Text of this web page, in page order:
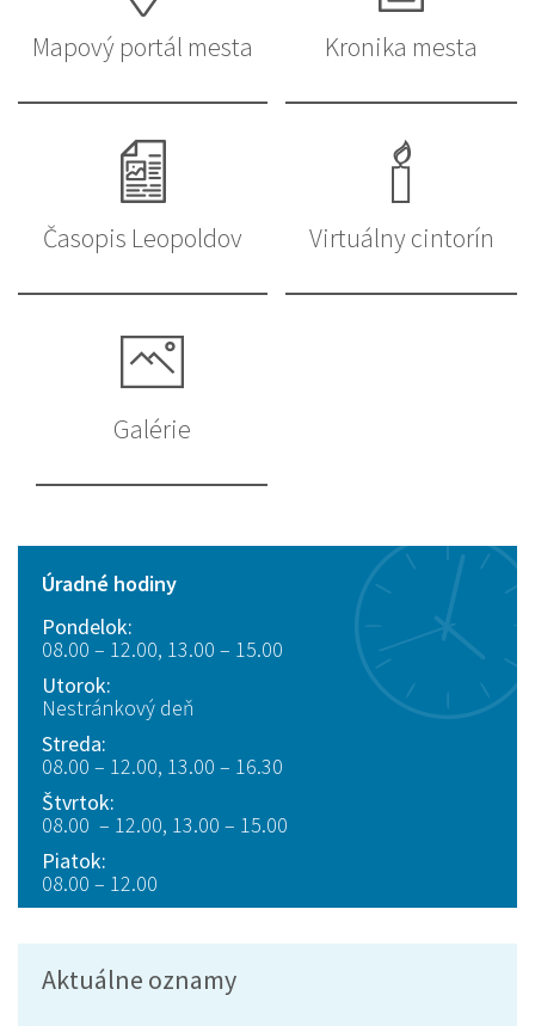
Mapový portál mesta Kronika mesta
Časopis Leopoldov Virtuálny cintorín
Galérie
Úradné hodiny
Pondelok:
08.00 – 12.00, 13.00 – 15.00
Utorok:
Nestránkový deň
Streda:
08.00 – 12.00, 13.00 – 16.30
Štvrtok:
08.00 – 12.00, 13.00 – 15.00
Piatok:
08.00 – 12.00
Aktuálne oznamy